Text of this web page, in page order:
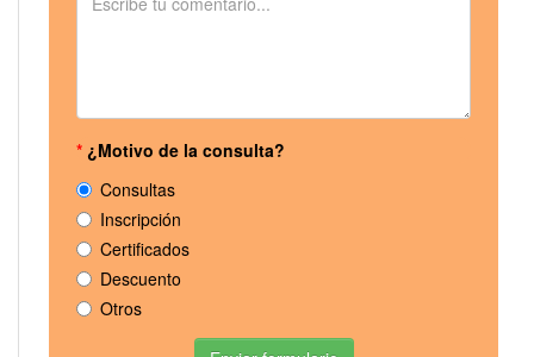
* ¿Motivo de la consulta?
Consultas
Inscripción
Certificados
Descuento
Otros